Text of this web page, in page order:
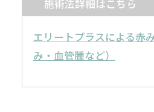
施術法詳細はこちら
エリートプラスによる赤
み・血管腫など）